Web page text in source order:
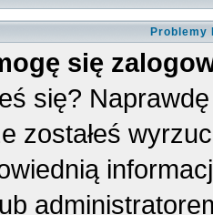
Problemy
się
się?
zostałeś